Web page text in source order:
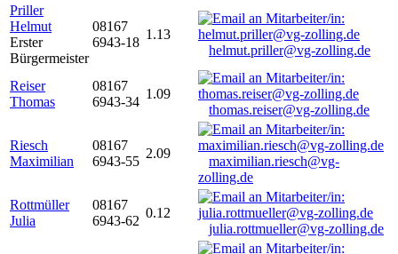
Priller
Helmut
Erster
Bürgermeister
08167
6943-18
1.13
helmut.priller@vg-zolling.de
Reiser
Thomas
08167
6943-34
1.09
thomas.reiser@vg-zolling.de
Riesch
Maximilian
08167
6943-55
2.09
maximilian.riesch@vg-
zolling.de
Rottmüller
Julia
08167
6943-62
0.12
julia.rottmueller@vg-zolling.de